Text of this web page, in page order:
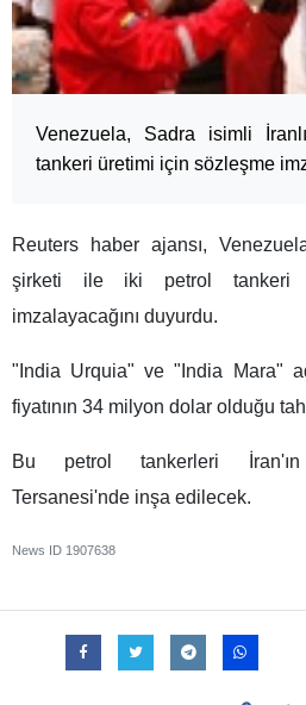
Venezuela, Sadra isimli
tankeri üretimi için sözleşme
Reuters haber ajansı,
şirketi ile iki petrol tankeri
imzalayacağını duyurdu.
"India Urquia" ve "India Mara"
fiyatının 34 milyon dolar olduğu
Bu petrol tankerleri
Tersanesi'nde inşa edilecek.
News ID 1907638